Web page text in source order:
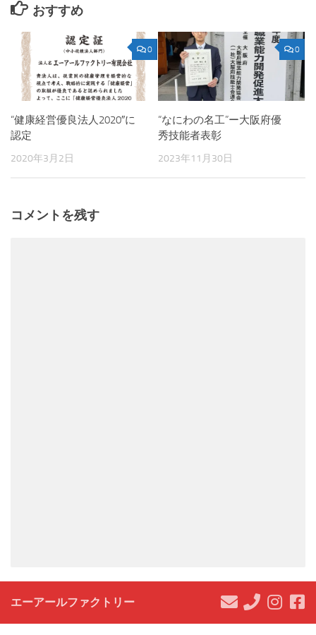
おすすめ
0
“健康経営優良法人2020″に
認定
2020年3月2日
0
“なにわの名工”ー大阪府優
秀技能者表彰
2023年11月30日
コメントを残す
エーアールファクトリー